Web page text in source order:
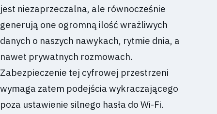
jest niezaprzeczalna, ale równocześnie
generują one ogromną ilość wrażliwych
danych o naszych nawykach, rytmie dnia, a
nawet prywatnych rozmowach.
Zabezpieczenie tej cyfrowej przestrzeni
wymaga zatem podejścia wykraczającego
poza ustawienie silnego hasła do Wi-Fi.